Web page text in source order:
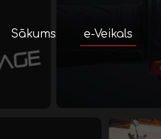
Sākums e-Veikals